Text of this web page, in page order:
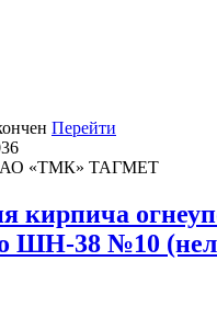
Перейти
«ТМК» ТАГМЕТ
кирпича
ШН-38 №10